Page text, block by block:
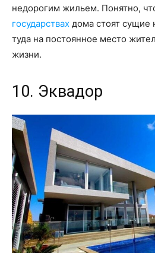
недорогим жильем. Понятно,
государствах дома стоят сущие
туда на постоянное место
жизни.
10. Эквадор